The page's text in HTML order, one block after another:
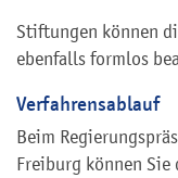
Stiftungen können
ebenfalls formlos
Verfahrensablauf
Beim
Freiburg können Sie